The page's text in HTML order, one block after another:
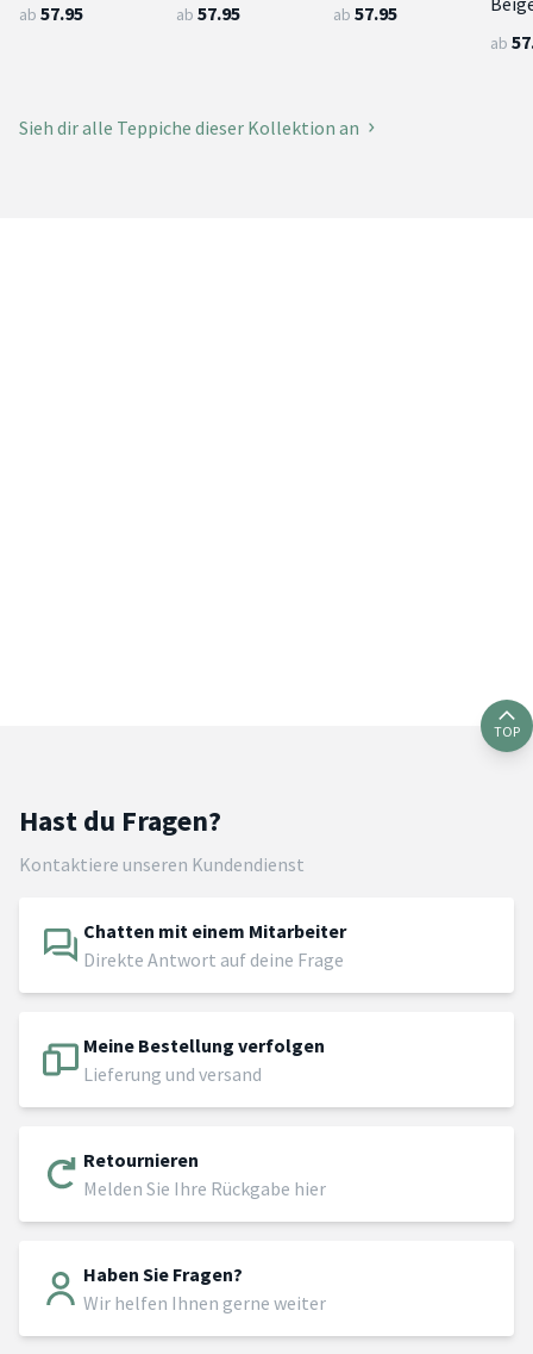
ab 57.95 ab 57.95 ab 57.95
ab
Sieh dir alle Teppiche dieser Kollektion an
TOP
Hast du Fragen?
Kontaktiere unseren Kundendienst
Chatten mit einem Mitarbeiter
Direkte Antwort auf deine Frage
Meine Bestellung verfolgen
Lieferung und versand
Retournieren
Melden Sie Ihre Rückgabe hier
Haben Sie Fragen?
Wir helfen Ihnen gerne weiter